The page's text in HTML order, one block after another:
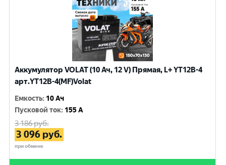
Аккумулятор VOLAT (10 Ач, 12 V) Прямая, L+ YT12B-4
арт.YT12B-4(MF)Volat
Емкость: 10 Ач
Пусковой ток: 155 A
3 186руб.
3 096 руб.
при обмене